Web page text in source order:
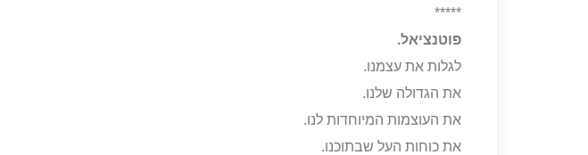
*****
פוטנציאל.
לגלות את עצמנו.
את הגדולה שלנו.
את העוצמות המיוחדות לנו.
את כוחות העל שבתוכנו.